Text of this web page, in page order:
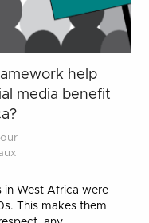
help
media benefit
in West Africa were
This makes them